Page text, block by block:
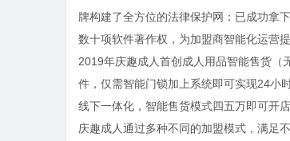
牌构建了全方位的法律保护网：已成功拿
数十项软件著作权，为加盟商智能化运营
2019年庆趣成人首创成人用品智能售货（
件，仅需智能门锁加上系统即可实现24小
线下一体化，智能售货模式四五万即可开
庆趣成人通过多种不同的加盟模式，满足